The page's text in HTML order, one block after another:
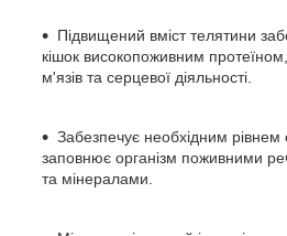
Підвищений вміст телятини
кішок високопоживним
м'язів та серцевої діяльності.
Забезпечує необхідним рівнем
заповнює організм поживними
та мінералами.